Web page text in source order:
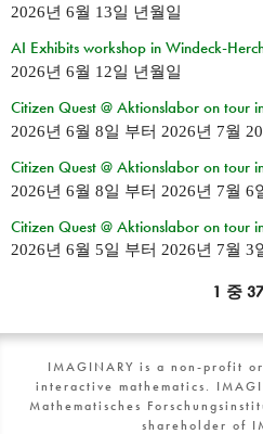
2026년 6월 13일 년월일
AI Exhibits workshop in Windeck-
2026년 6월 12일 년월일
Citizen Quest @ Aktionslabor on tour
2026년 6월 8일 부터 2026년 7월
Citizen Quest @ Aktionslabor on tour
2026년 6월 8일 부터 2026년 7월 6
Citizen Quest @ Aktionslabor on tour
2026년 6월 5일 부터 2026년 7월 3
1 중
IMAGINARY is a non-profit
interactive mathematics.
Mathematisches
shareholder of